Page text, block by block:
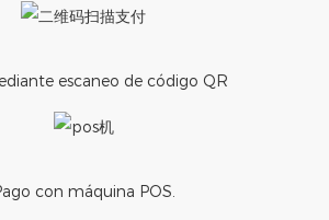
escaneo de código QR
con máquina POS.